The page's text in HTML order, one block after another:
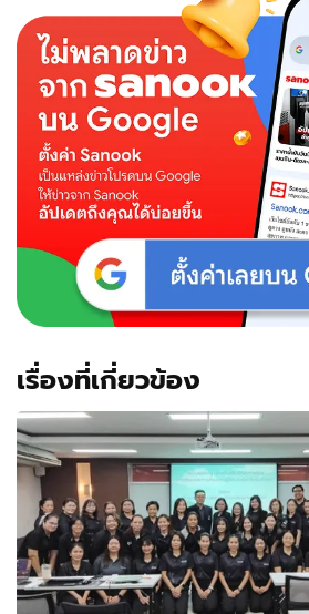
เรื่องที่เกี่ยวข้อง